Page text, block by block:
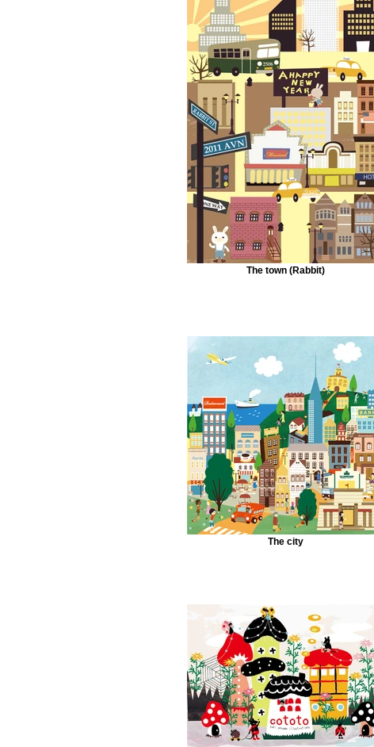
The town (Rabbit)
The city